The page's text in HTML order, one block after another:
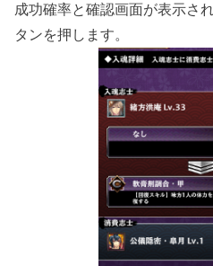
成功確率と確認画面が表示さ
タンを押します。